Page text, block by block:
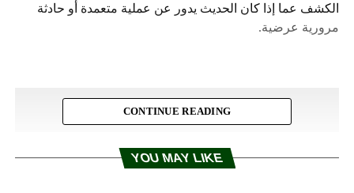
الكشف عما إذا كان الحديث يدور عن عملية متعمدة أو حادثة
مرورية عرضية.
CONTINUE READING
YOU MAY LIKE